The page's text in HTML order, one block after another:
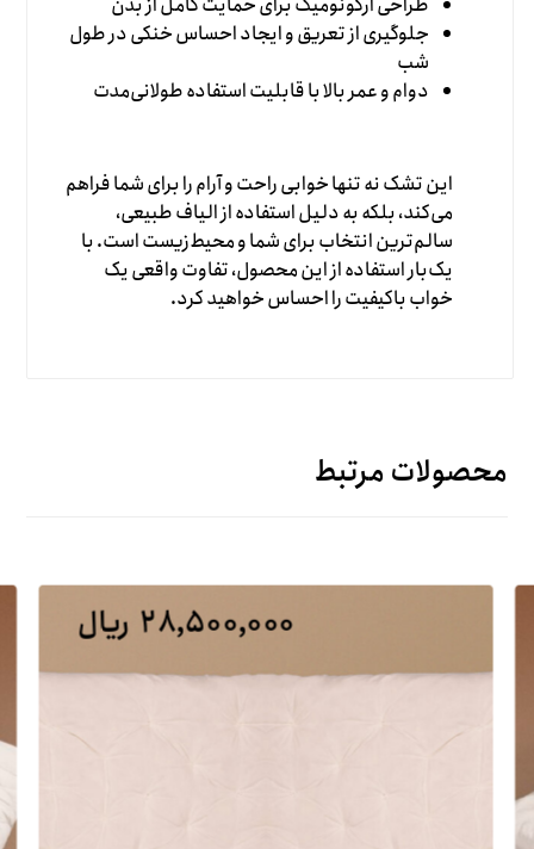
جلوگیری از تعریق و ایجاد احساس خنکی در طول
شب
دوام و عمر بالا با قابلیت استفاده طولانی‌مدت
این تشک نه تنها خوابی راحت و آرام را برای شما فراهم
می‌کند، بلکه به دلیل استفاده از الیاف طبیعی،
سالم‌ترین انتخاب برای شما و محیط‌زیست است. با
یک‌بار استفاده از این محصول، تفاوت واقعی یک
خواب باکیفیت را احساس خواهید کرد.
محصولات مرتبط
۲۸,۵۰۰,۰۰۰ ریال